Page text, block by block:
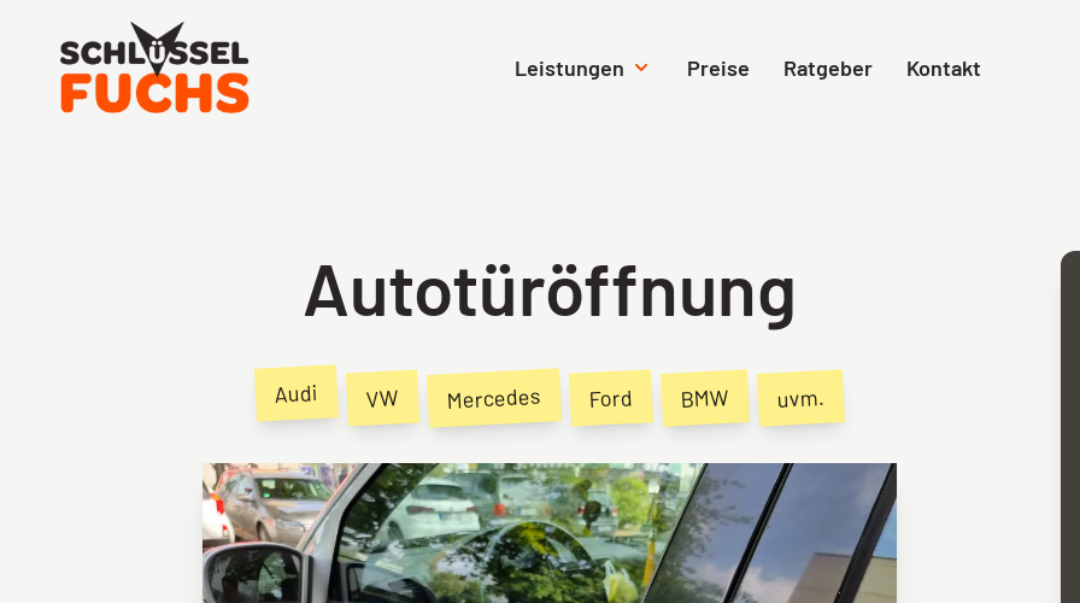
Leistungen
Schlüsseldienst
Preise Ratgeber Kontakt
Autotüröffnung
Audi VW Mercedes Ford BMW uvm.